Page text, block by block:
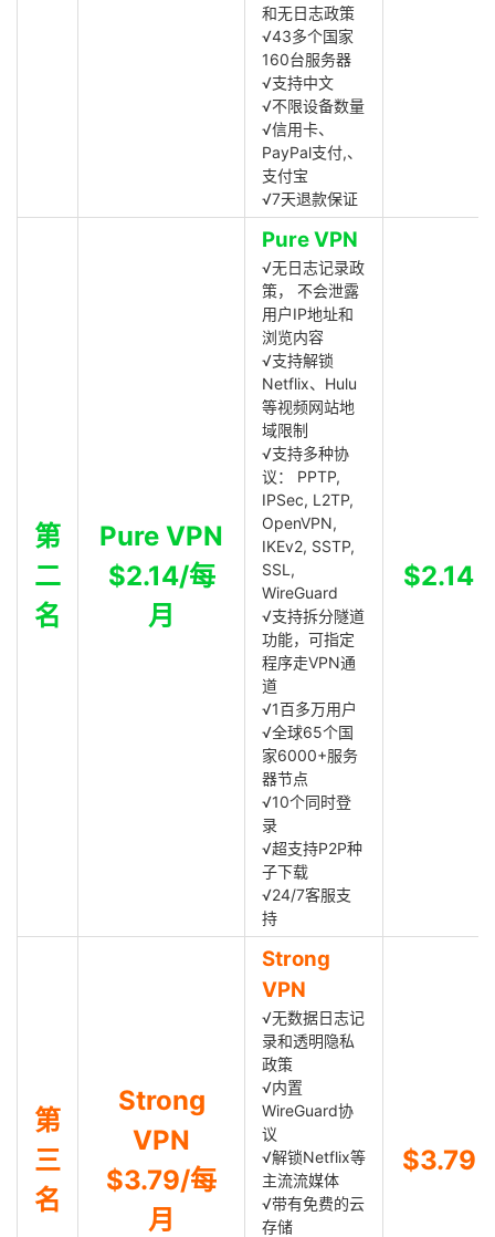
和无日志政策
√43多个国家
160台服务器
√支持中文
√不限设备数量
√信用卡、
PayPal支付,、
支付宝
√7天退款保证
第
二
名
Pure VPN
$2.14/每
月
Pure VPN
√无日志记录政
策， 不会泄露
用户IP地址和
浏览内容
√支持解锁
Netflix、Hulu
等视频网站地
域限制
√支持多种协
议： PPTP,
IPSec, L2TP,
OpenVPN,
IKEv2, SSTP,
SSL,
WireGuard
√支持拆分隧道
功能，可指定
程序走VPN通
道
√1百多万用户
√全球65个国
家6000+服务
器节点
√10个同时登
录
√超支持P2P种
子下载
√24/7客服支
持
$2.14
第
三
名
Strong
VPN
$3.79/每
月
Strong
VPN
√无数据日志记
录和透明隐私
政策
√内置
WireGuard协
议
√解锁Netflix等
主流流媒体
√带有免费的云
存储
$3.79